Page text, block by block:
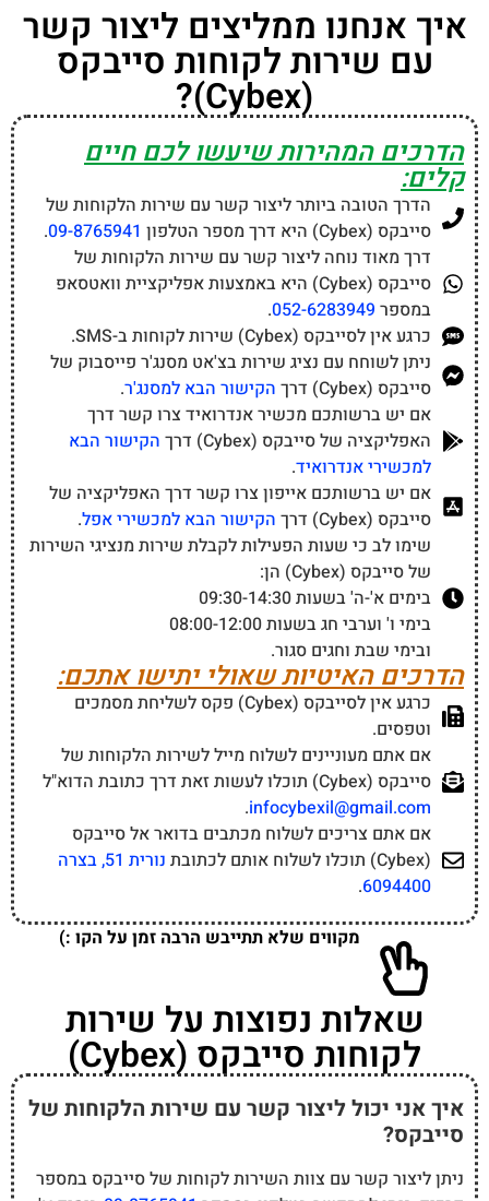
איך אנחנו ממליצים ליצור קשר
עם שירות לקוחות סייבקס
(Cybex)?
הדרכים המהירות שיעשו לכם חיים
קלים:
הדרך הטובה ביותר ליצור קשר עם שירות הלקוחות של
סייבקס (Cybex) היא דרך מספר הטלפון
09-8765941
.
דרך מאוד נוחה ליצור קשר עם שירות הלקוחות של
סייבקס (Cybex) היא באמצעות אפליקציית וואטסאפ
במספר 052-6283949
.
כרגע אין לסייבקס (Cybex) שירות לקוחות ב-SMS.
ניתן לשוחח עם נציג שירות בצ'אט מסנג'ר פייסבוק של
סייבקס (Cybex) דרך
הקישור הבא למסנג'ר.
אם יש ברשותכם מכשיר אנדרואיד צרו קשר דרך
האפליקציה של סייבקס (Cybex) דרך
הקישור הבא
למכשירי אנדרואיד.
אם יש ברשותכם אייפון צרו קשר דרך האפליקציה של
סייבקס (Cybex) דרך
הקישור הבא למכשירי אפל.
שימו לב כי שעות הפעילות לקבלת שירות מנציגי השירות
של סייבקס (Cybex) הן:
בימים א'-ה' בשעות 09:30-14:30
בימי ו' וערבי חג בשעות 08:00-12:00
ובימי שבת וחגים סגור.
הדרכים האיטיות שאולי יתישו אתכם:
כרגע אין לסייבקס (Cybex) פקס לשליחת מסמכים
וטפסים.
אם אתם מעוניינים לשלוח מייל לשירות הלקוחות של
סייבקס (Cybex) תוכלו לעשות זאת דרך כתובת הדוא"ל
infocybexil@gmail.com
.
אם אתם צריכים לשלוח מכתבים בדואר אל סייבקס
(Cybex) תוכלו לשלוח אותם לכתובת
נורית 51, בצרה
6094400
.
מקווים שלא תתייבש הרבה זמן על הקו :)
שאלות נפוצות על שירות
לקוחות סייבקס (Cybex)
איך אני יכול ליצור קשר עם שירות הלקוחות של
סייבקס?
ניתן ליצור קשר עם צוות השירות לקוחות של סייבקס במספר